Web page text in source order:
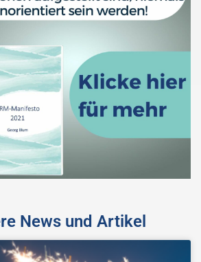
News und Artikel